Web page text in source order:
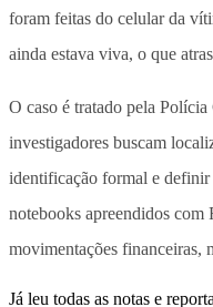
foram feitas do celular da
ainda estava viva, o que
O caso é tratado pela
investigadores buscam
identificação formal e definir
notebooks apreendidos com
movimentações financeiras,
Já leu todas as notas e